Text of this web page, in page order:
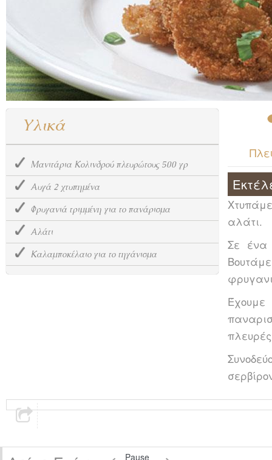
Υλικά
Μανιτάρια Κολινδρού πλευρώτους 500 γρ
Αυγά 2 χτυπημένα
Φρυγανιά τριμμένη για το πανάρισμα
Αλάτι
Καλαμποκέλαιο για το τηγάνισμα
αλάτι.
Σε ένα
Έχουμε
Pause